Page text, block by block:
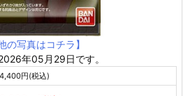
の写真はコチラ】
年05月29日です。
4,400円(税込)